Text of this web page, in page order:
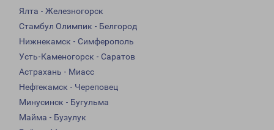
Ялта - Железногорск
Стамбул Олимпик - Белгород
Нижнекамск - Симферополь
Усть-Каменогорск - Саратов
Астрахань - Миасс
Нефтекамск - Череповец
Минусинск - Бугульма
Майма - Бузулук